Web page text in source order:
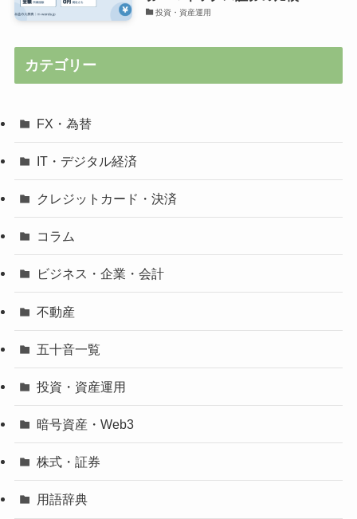
投資・資産運用
カテゴリー
FX・為替
IT・デジタル経済
クレジットカード・決済
コラム
ビジネス・企業・会計
不動産
五十音一覧
投資・資産運用
暗号資産・Web3
株式・証券
用語辞典